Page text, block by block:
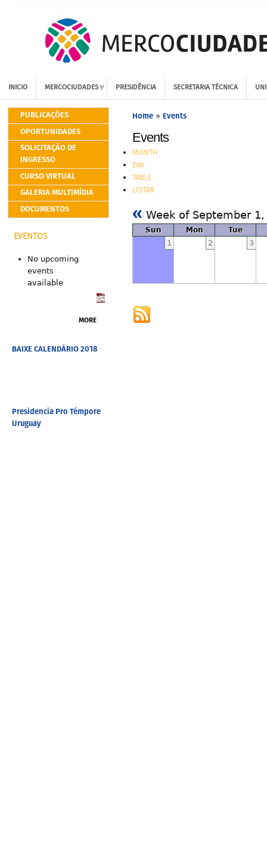
INICIO MERCOCIUDADES PRESIDÊNCIA SECRETARIA TÉCNICA
PUBLICAÇÕES
OPORTUNIDADES
SOLICITAÇÃO DE
INGRESSO
CURSO VIRTUAL
GALERIA MULTIMÍDIA
DOCUMENTOS
EVENTOS
No upcoming
events
available
MORE
BAIXE CALENDÁRIO 2018
Presidencia Pro Témpore
Uruguay
Home » Events
Events
MONTH
DAY
TABLE
LISTAR
« Week of September
Sun Mon Tue
1 2 3